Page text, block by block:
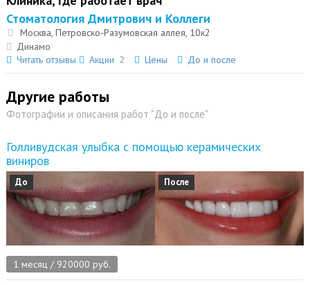
Стоматология Дмитрович и Коллеги
Москва, Петровско-Разумовская аллея, 10к2
Динамо
Читать отзывы
Акции 2 Цены До и после
Другие работы
Фотографии и описания работ "До и после"
Голливудская улыбка с помощью керамических
виниров
До После
1 месяц / 920000 руб.